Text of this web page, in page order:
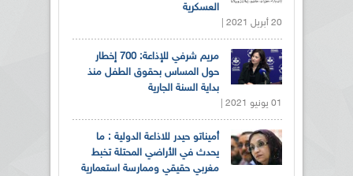
العسكرية
20 أبريل 2021 |
مريم شرفي للإذاعة: 700 إخطار
حول المساس بحقوق الطفل منذ
بداية السنة الجارية
01 يونيو 2021 |
أميناتو حيدر للاذاعة الدولية : ما
يحدث في الأراضي المحتلة تخبط
مغربي حقيقي وممارسة استعمارية